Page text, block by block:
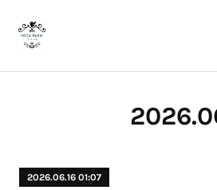
2026.
2026.06.16 01:07